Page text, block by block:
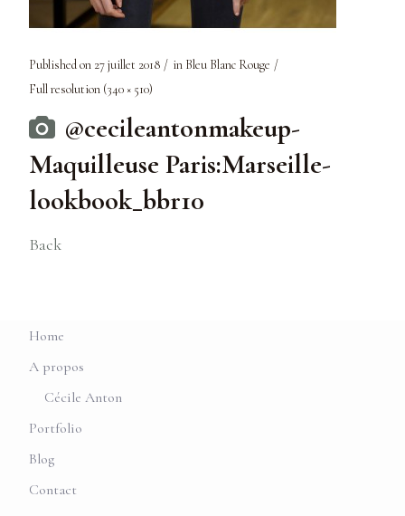
Published on 27 juillet 2018 in Bleu Blanc Rouge
Full resolution (340 × 510)
@cecileantonmakeup-
Maquilleuse Paris:Marseille-
lookbook_bbr10
Back
Home
A propos
Cécile Anton
Portfolio
Blog
Contact